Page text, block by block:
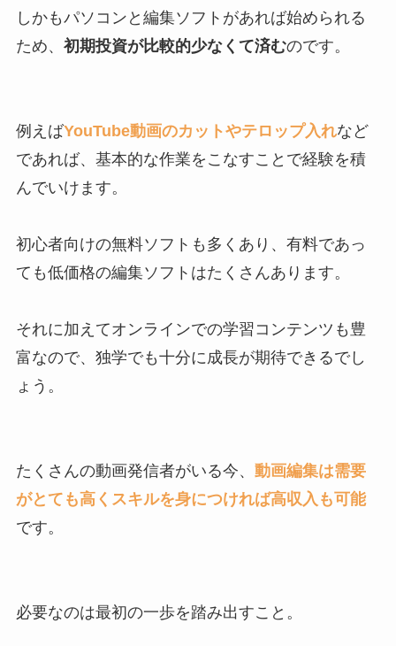
しかもパソコンと編集ソフトがあれば始められる
ため、 初期投資が比較的少なくて済むのです。
例えばYouTube動画のカットやテロップ入れなど
であれば、基本的な作業をこなすことで経験を積
んでいけます。
初心者向けの無料ソフトも多くあり、有料であっ
ても低価格の編集ソフトはたくさんあります。
それに加えてオンラインでの学習コンテンツも豊
富なので、独学でも十分に成長が期待できるでし
ょう。
たくさんの動画発信者がいる今、 動画編集は需要
がとても高くスキルを身につければ高収入も可能
です。
必要なのは最初の一歩を踏み出すこと。